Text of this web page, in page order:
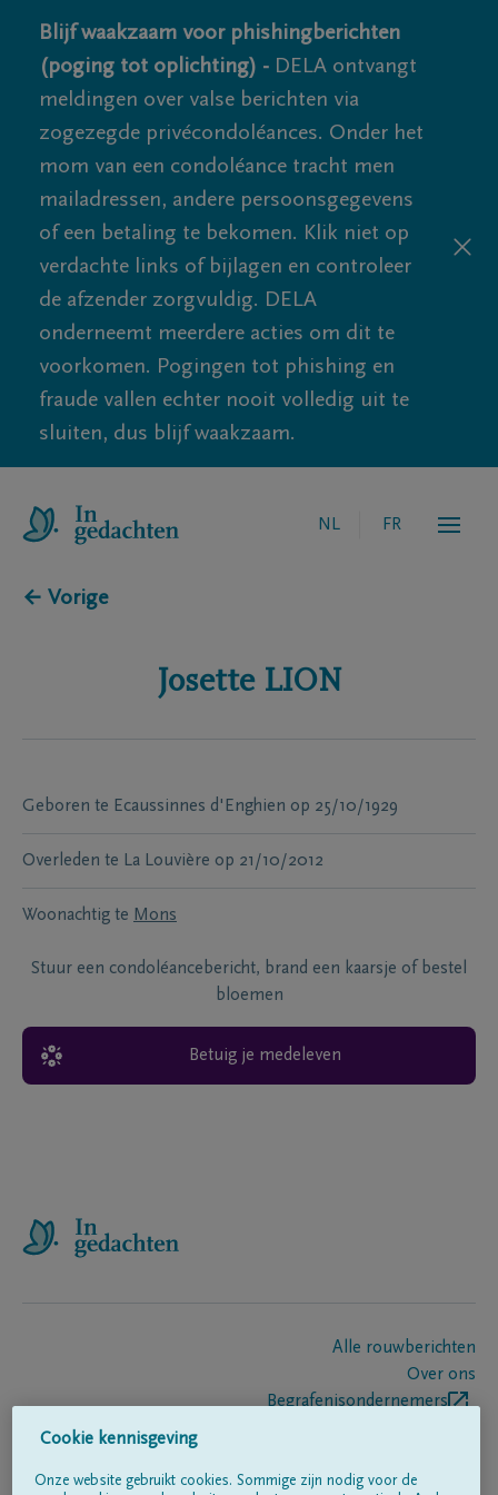
Blijf waakzaam voor phishingberichten
(poging tot oplichting) - DELA ontvangt
meldingen over valse berichten via
zogezegde privécondoléances. Onder het
mom van een condoléance tracht men
mailadressen, andere persoonsgegevens
of een betaling te bekomen. Klik niet op
verdachte links of bijlagen en controleer
de afzender zorgvuldig. DELA
onderneemt meerdere acties om dit te
voorkomen. Pogingen tot phishing en
fraude vallen echter nooit volledig uit te
sluiten, dus blijf waakzaam.
NL FR
← Vorige
Josette LION
Geboren te Ecaussinnes d'Enghien op 25/10/1929
Overleden te La Louvière op 21/10/2012
Woonachtig te Mons
Stuur een condoléancebericht, brand een kaarsje of bestel
bloemen
Betuig je medeleven
Alle rouwberichten
Over ons
Begrafenisondernemers
Cookie kennisgeving
Onze website gebruikt cookies. Sommige zijn nodig voor de